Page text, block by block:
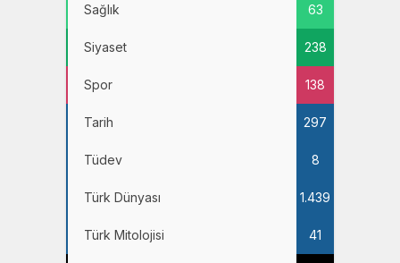
Sağlık 63
Siyaset 238
Spor 138
Tarih 297
Tüdev 8
Türk Dünyası 1.439
Türk Mitolojisi 41